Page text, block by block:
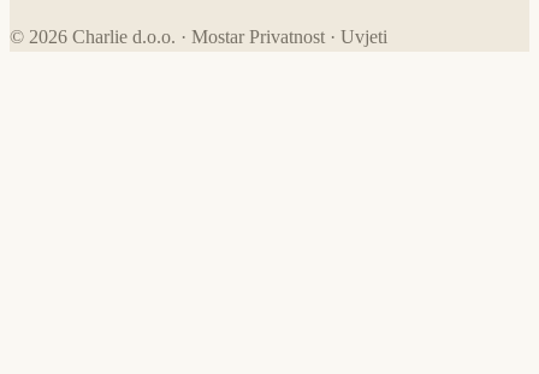
© 2026 Charlie d.o.o. · Mostar Privatnost · Uvjeti